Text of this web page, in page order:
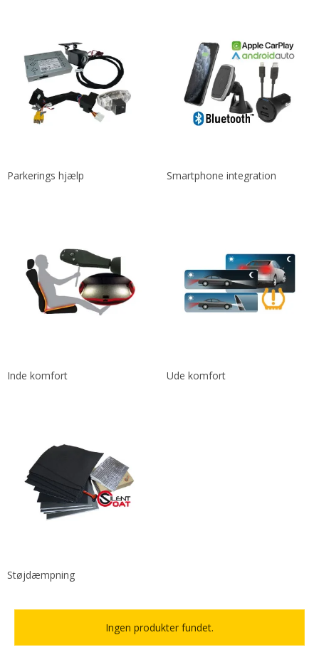
Parkerings hjælp Smartphone integration
Inde komfort Ude komfort
Støjdæmpning
Ingen produkter fundet.